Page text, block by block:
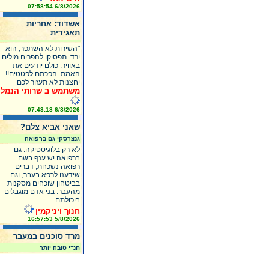
6/8/2026 07:58:54
אשדוד: אחריות
תאגידית
"השירות לא השתפר, הוא
ירד. תפסיקו להפריח מילים
באוויר. כולם יודעים את
האמת. הפכתם לפטטים!!
יחצנות לא תעזור לכם
משתמש ב שרותי הנמל
6/8/2026 07:43:18
שאני אביא צלם?
גנצרסקי גם ברפואה
לא רק בלוגיסטיקה. גם
ברפואה יש ענף בשם
רפואה נשכחת, דברים
שידענו לרפא בעבר, וגם
בביטחון שוכחים מסקנות
מהעבר. בני אדם מוגבלים
ביכולתם
חנוך ויניקמין
5/8/2026 16:57:53
מרד סוכנים במעבר
חנ"י טובה יותר